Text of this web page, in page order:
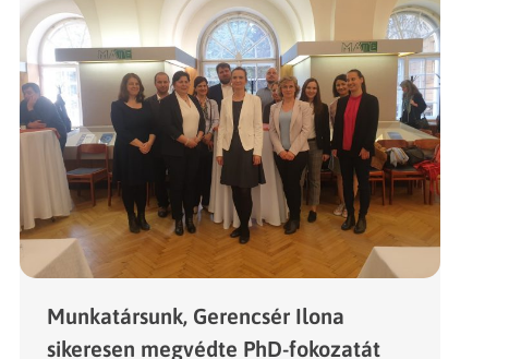
Munkatársunk, Gerencsér Ilona
sikeresen megvédte PhD-fokozatát